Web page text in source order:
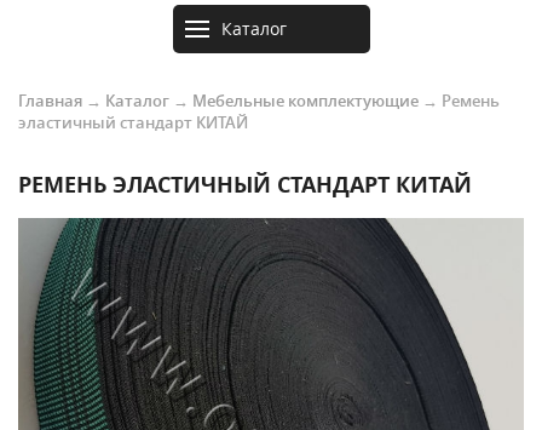
Каталог
Главная → Каталог → Мебельные комплектующие → Ремень
эластичный стандарт КИТАЙ
РЕМЕНЬ ЭЛАСТИЧНЫЙ СТАНДАРТ КИТАЙ